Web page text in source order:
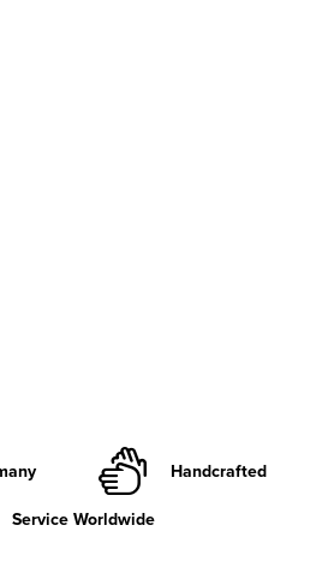
Handcrafted
Service Worldwide